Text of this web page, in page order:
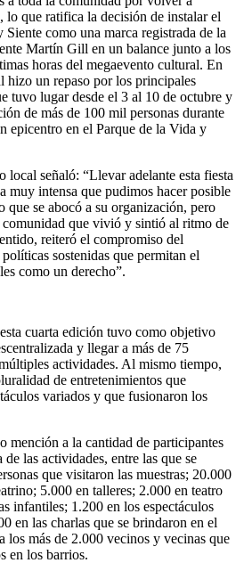
lo que ratifica la decisión de instalar el
como una marca registrada de la
Martín Gill en un balance junto a los
horas del megaevento cultural. En
hizo un repaso por los principales
tuvo lugar desde el 3 al 10 de octubre y
de más de 100 mil personas durante
epicentro en el Parque de la Vida y
local señaló: “Llevar adelante esta fiesta
muy intensa que pudimos hacer posible
que se abocó a su organización, pero
comunidad que vivió y sintió al ritmo de
reiteró el compromiso del
sostenidas que permitan el
como un derecho”.
cuarta edición tuvo como objetivo
y llegar a más de 75
actividades. Al mismo tiempo,
de entretenimientos que
variados y que fusionaron los
mención a la cantidad de participantes
de las actividades, entre las que se
que visitaron las muestras; 20.000
5.000 en talleres; 2.000 en teatro
infantiles; 1.200 en los espectáculos
en las charlas que se brindaron en el
los más de 2.000 vecinos y vecinas que
en los barrios.